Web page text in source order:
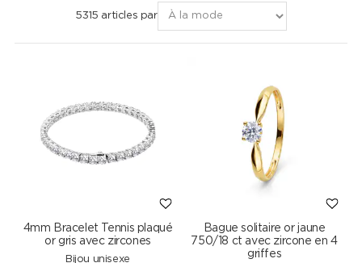
5315 articles par
4mm Bracelet Tennis plaqué
or gris avec zircones
Bijou unisexe
Bague solitaire or jaune
750/18 ct avec zircone en 4
griffes